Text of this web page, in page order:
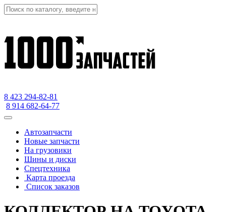
8 423 294-82-81
8 914 682-64-77
Автозапчасти
Новые запчасти
На грузовики
Шины и диски
Спецтехника
Карта проезда
Список заказов